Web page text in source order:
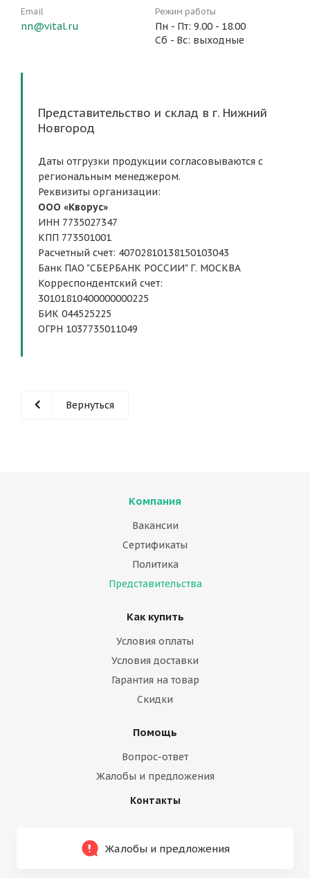
Email
nn@vital.ru
Режим работы
Пн - Пт: 9.00 - 18.00
Сб - Вс: выходные
Представительство и склад в г. Нижний
Новгород
Даты отгрузки продукции согласовываются с
региональным менеджером.
Реквизиты организации:
ООО «Кворус»
ИНН 7735027347
КПП 773501001
Расчетный счет: 40702810138150103043
Банк ПАО "СБЕРБАНК РОССИИ" Г. МОСКВА
Корреспондентский счет:
30101810400000000225
БИК 044525225
ОГРН 1037735011049
Вернуться
Компания
Вакансии
Сертификаты
Политика
Представительства
Как купить
Условия оплаты
Условия доставки
Гарантия на товар
Скидки
Помощь
Вопрос-ответ
Жалобы и предложения
Контакты
Жалобы и предложения